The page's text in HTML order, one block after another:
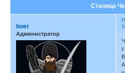
Станица
boer
Администратор